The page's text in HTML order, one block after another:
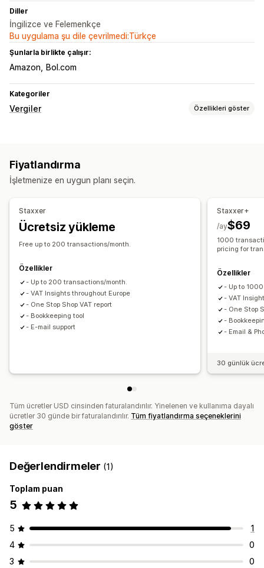
Diller
İngilizce ve Felemenkçe
Bu uygulama şu dile çevrilmedi:Türkçe
Şunlarla birlikte çalışır:
Amazon Bol.com
Kategoriler
Vergiler Özellikleri göster
Vergi hesaplama
Kayıt
Vergi kaydı Vergi numarası doğrulama
IOSS ve OSS (AB)
AB (KDV)
Raporlama ve dosyalama
Uyumluluk raporlama Eyaletler arası vergi beyanı
Yerel vergi beyannameleri Dışa veri aktarma
Fiyatlandırma
İşletmenize en uygun planı seçin.
Staxxer
Ücretsiz yükleme
Free up to 200 transactions/month.
Özellikler
- Up to 200 transactions/month.
- VAT Insights throughout Europe
- One Stop Shop VAT report
- Bookkeeping tool
- E-mail support
Staxxer+
$69
/ay
1000
pricing for
Özellikler
- Up to
- VAT
- One Stop
-
- Email &
30 günlük
Tüm ücretler USD cinsinden faturalandırılır. Yinelenen ve kullanıma dayalı
ücretler 30 günde bir faturalandırılır. Tüm fiyatlandırma seçeneklerini
göster
Değerlendirmeler (1)
Toplam puan
5
5
1
4
0
3
0